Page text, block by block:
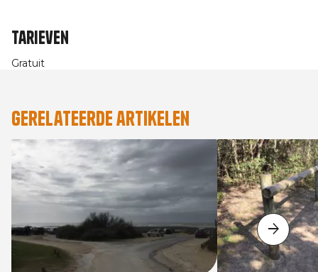
Tarieven
Gratuit
Gerelateerde artikelen